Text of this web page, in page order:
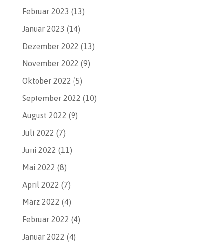
Februar 2023 (13)
Januar 2023 (14)
Dezember 2022 (13)
November 2022 (9)
Oktober 2022 (5)
September 2022 (10)
August 2022 (9)
Juli 2022 (7)
Juni 2022 (11)
Mai 2022 (8)
April 2022 (7)
März 2022 (4)
Februar 2022 (4)
Januar 2022 (4)